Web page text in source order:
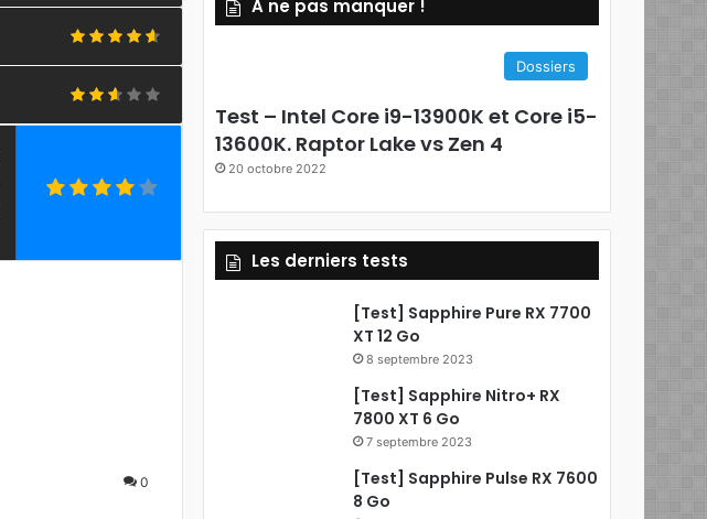
0
S
c
o
k
A ne pas manquer !
Dossiers
Test – Intel Core i9-13900K et Core i5-
13600K. Raptor Lake vs Zen 4
20 octobre 2022
Les derniers tests
[Test] Sapphire Pure RX 7700
XT 12 Go
8 septembre 2023
[Test] Sapphire Nitro+ RX
7800 XT 6 Go
7 septembre 2023
[Test] Sapphire Pulse RX 7600
8 Go